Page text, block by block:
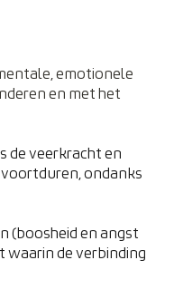
emotionele
en met het
de veerkracht en
ondanks
(boosheid en angst
waarin de verbinding